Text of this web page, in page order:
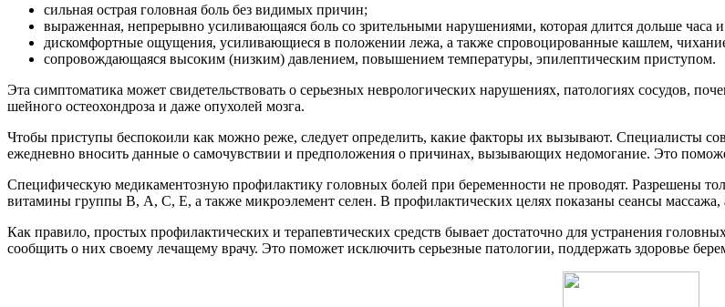
сильная острая головная боль без видимых причин;
выраженная, непрерывно усиливающаяся боль со зрительными нарушениями, которая длится дольше часа
дискомфортные ощущения, усиливающиеся в положении лежа, а также спровоцированные кашлем,
сопровождающаяся высоким (низким) давлением, повышением температуры, эпилептическим приступом.
Эта симптоматика может свидетельствовать о серьезных неврологических нарушениях, патологиях сосудов,
шейного остеохондроза и даже опухолей мозга.
Чтобы приступы беспокоили как можно реже, следует определить, какие факторы их вызывают. Специалисты
ежедневно вносить данные о самочувствии и предположения о причинах, вызывающих недомогание. Это
Специфическую медикаментозную профилактику головных болей при беременности не проводят. Разрешены
витамины группы В, А, С, Е, а также микроэлемент селен. В профилактических целях показаны сеансы
Как правило, простых профилактических и терапевтических средств бывает достаточно для устранения
сообщить о них своему лечащему врачу. Это поможет исключить серьезные патологии, поддержать здоровье